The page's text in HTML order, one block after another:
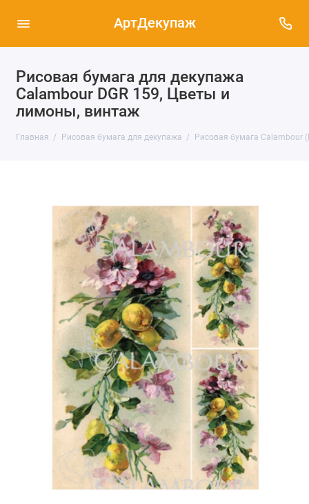
АртДекупаж
Рисовая бумага для декупажа
Calambour DGR 159, Цветы и
лимоны, винтаж
Главная Рисовая бумага для декупажа Рисовая бумага Calambour